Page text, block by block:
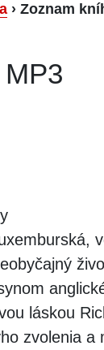
› Zoznam
láskou
zvolenia